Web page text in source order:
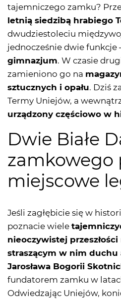
tajemniczego zamku?
letnią siedzibą hrabiego
dwudziestoleciu
jednocześnie dwie funkcje
gimnazjum. W czasie
zamieniono go na
sztucznych i opału. Dziś
Termy Uniejów, a
urządzony częściowo w
Dwie Białe
zamkowego
miejscowe
Jeśli zagłębicie się w
poznacie wiele
nieoczywistej przeszłości
straszącym w nim duchu
Jarosława Bogorii
fundatorem zamku w
Odwiedzając Uniejów,